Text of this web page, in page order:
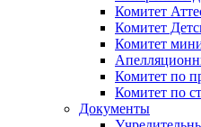
Комитет
Комитет
Комитет
Комитет по
Комитет по
Документы